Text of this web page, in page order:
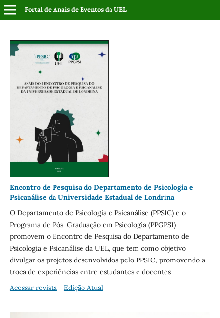
Portal de Anais de Eventos da UEL
Encontro de Pesquisa do Departamento de Psicologia e
Psicanálise da Universidade Estadual de Londrina
O Departamento de Psicologia e Psicanálise (PPSIC) e o
Programa de Pós-Graduação em Psicologia (PPGPSI)
promovem o Encontro de Pesquisa do Departamento de
Psicologia e Psicanálise da UEL, que tem como objetivo
divulgar os projetos desenvolvidos pelo PPSIC, promovendo a
troca de experiências entre estudantes e docentes
Acessar revista
Edição Atual